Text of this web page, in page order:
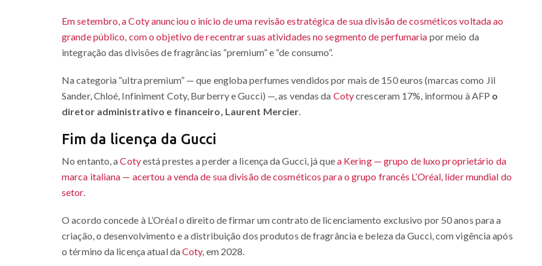
Em setembro, a Coty anunciou o início de uma revisão estratégica de sua divisão de cosméticos voltada ao
grande público, com o objetivo de recentrar suas atividades no segmento de perfumaria por meio da
integração das divisões de fragrâncias “premium” e “de consumo”.
Na categoria “ultra premium” — que engloba perfumes vendidos por mais de 150 euros (marcas como Jil
Sander, Chloé, Infiniment Coty, Burberry e Gucci) —, as vendas da Cotycresceram 17%, informou à AFP o
diretor administrativo e financeiro, Laurent Mercier.
Fim da licença da Gucci
No entanto, aCotyestá prestes a perder a licença da Gucci, já quea Kering — grupo de luxo proprietário da
marca italiana — acertou a venda de sua divisão de cosméticos para o grupo francês L’Oréal, líder mundial do
setor.
O acordo concede à L’Oréal o direito de firmar um contrato de licenciamento exclusivo por 50 anos para a
criação, o desenvolvimento e a distribuição dos produtos de fragrância e beleza da Gucci, com vigência após
o término da licença atual daCoty, em 2028.